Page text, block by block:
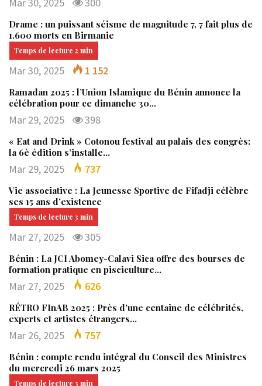
Drame : un puissant séisme de magnitude 7, 7 fait plus de
1.600 morts en Birmanie
Mar 30, 2025 1 152
Ramadan 2025 : l’Union Islamique du Bénin annonce la
célébration pour ce dimanche 30…
Mar 29, 2025 398
« Eat and Drink » Cotonou festival au palais des congrès:
la 6è édition s’installe…
Mar 29, 2025 737
Vie associative : La Jeunesse Sportive de Fifadji célèbre
ses 15 ans d’existence
Mar 27, 2025 305
Bénin : La JCI Abomey-Calavi Sica offre des bourses de
formation pratique en pisciculture…
Mar 27, 2025 626
RÉTRO FInAB 2025 : Près d’une centaine de célébrités,
experts et artistes étrangers…
Mar 26, 2025 757
Bénin : compte rendu intégral du Conseil des Ministres
du mercredi 26 mars 2025